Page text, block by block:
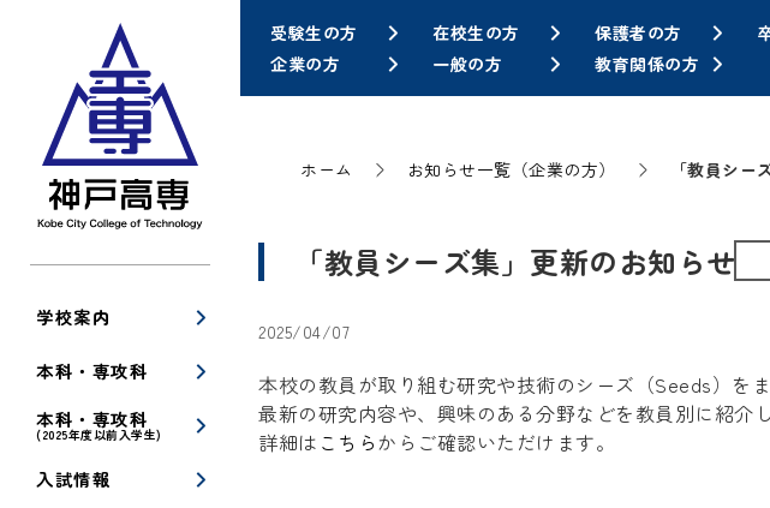
学校案内
本科・専攻科
本科・専攻科
(2025年度以前入学生)
入試情報
受験生の方 在校生の方 保護者の方
企業の方
一般の方 教育関係の方
ホーム お知らせ一覧（企業の方） 「教員シ
「教員シーズ集」更新のお知らせ
2025/04/07
本校の教員が取り組む研究や技術のシーズ（Seeds）を
最新の研究内容や、興味のある分野などを教員別に紹介
詳細は こちらからご確認いただけます。